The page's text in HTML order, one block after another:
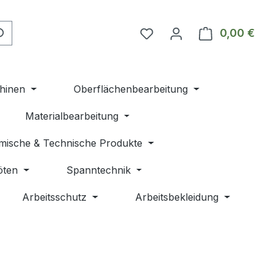
Du hast 0 Produkte auf
0,00 €
Oberflächenbearbeitung
Materialbearbeitung
& Technische Produkte
Spanntechnik
Arbeitsschutz Arbeitsbekleidung